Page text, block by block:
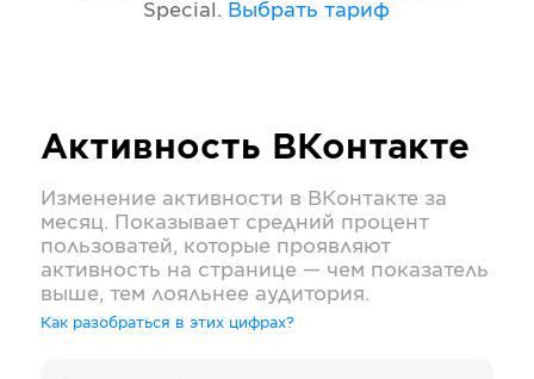
Special . Выбрать тариф
Активность ВКонтакте
Изменение активности в ВКонтакте за
месяц. Показывает средний процент
пользоватей, которые проявляют
активность на странице — чем показатель
выше, тем лояльнее аудитория.
Как разобраться в этих цифрах?